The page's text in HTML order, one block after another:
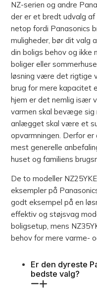
NZ-serien og andre
der er et bredt udvalg
netop fordi Panasonics
muligheder, bør dit valg
din boligs behov og ikke
boliger eller
løsning være det rigtige
brug for mere kapacitet
hjem er det nemlig især
varmen skal bevæge sig
anlægget skal være et
opvarmningen. Derfor
mest generelle
huset og familiens
De to modeller
eksempler på
godt eksempel på en
effektiv og støjsvag
boligsetup, mens
behov for mere varme-
Er den dyreste
bedste valg?